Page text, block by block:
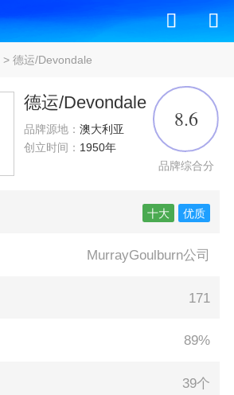
> 德运/Devondale
德运/Devondale
品牌源地： 澳大利亚
创立时间： 1950年
8.6
品牌综合分
十大 优质
MurrayGoulburn公司
171
89%
39个